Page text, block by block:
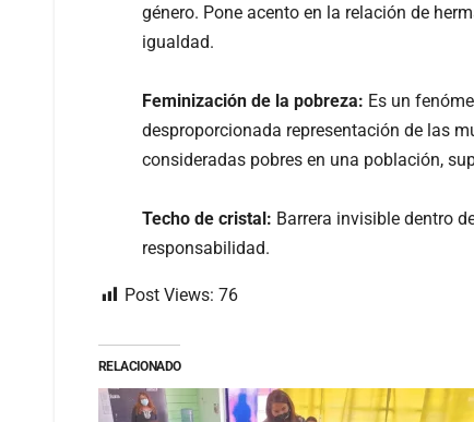
género. Pone acento en la relación de
igualdad.
Feminización de la pobreza: Es un
desproporcionada representación de las
consideradas pobres en una población,
Techo de cristal: Barrera invisible dentro
responsabilidad.
Post Views: 76
RELACIONADO